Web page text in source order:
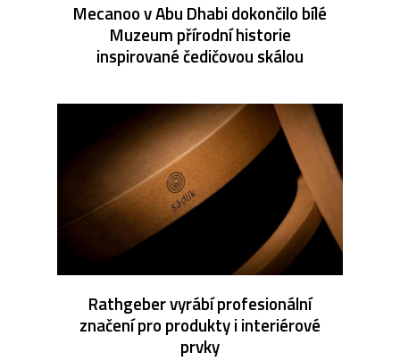
Mecanoo v Abu Dhabi dokončilo bílé
Muzeum přírodní historie
inspirované čedičovou skálou
Rathgeber vyrábí profesionální
značení pro produkty i interiérové
prvky